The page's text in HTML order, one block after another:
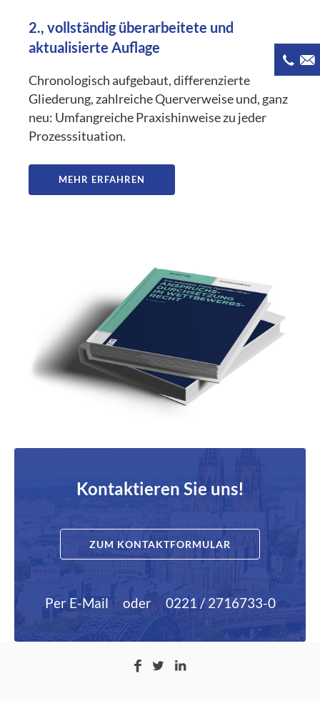
2., vollständig überarbeitete und
aktualisierte Auflage
Chronologisch aufgebaut, differenzierte
Gliederung, zahlreiche Querverweise und, ganz
neu: Umfangreiche Praxishinweise zu jeder
Prozesssituation.
MEHR ERFAHREN
Kontaktieren Sie uns!
ZUM KONTAKTFORMULAR
Per E-Mail oder 0221 / 2716733-0